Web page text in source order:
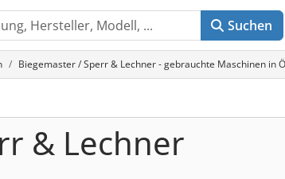
Suchen
Biegemaster / Sperr & Lechner - gebrauchte Maschinen in
& Lechner